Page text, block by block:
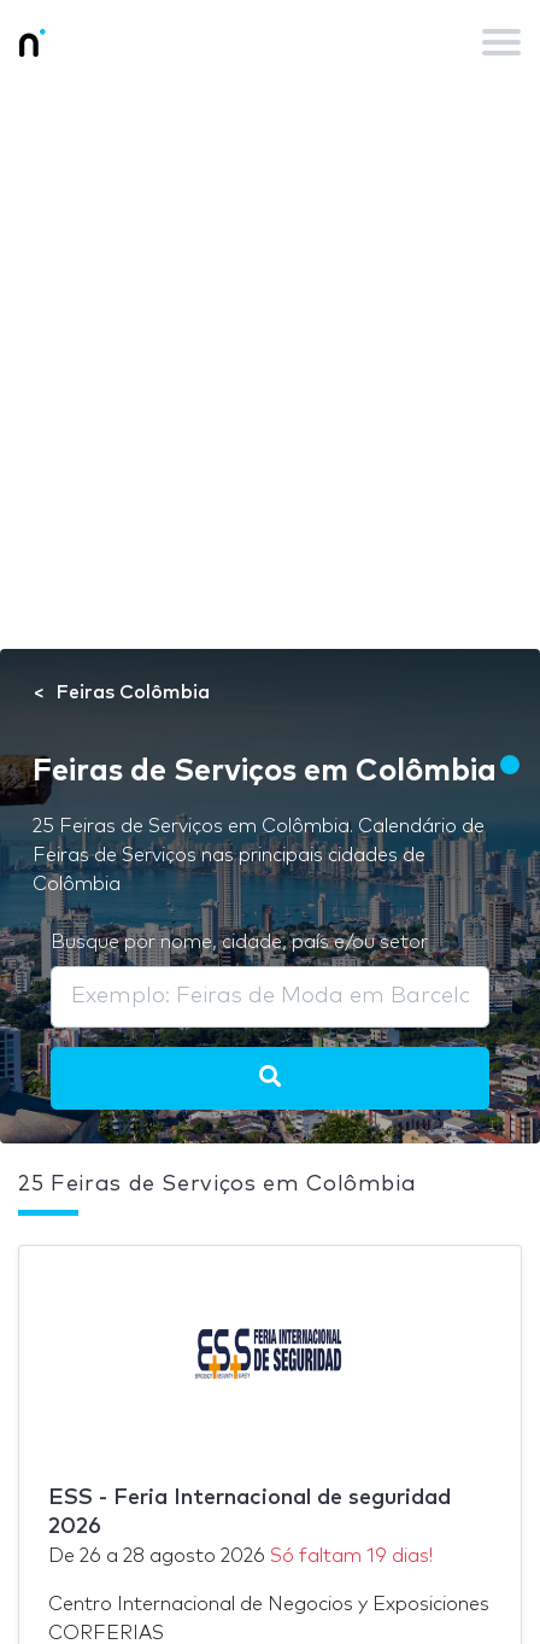
Feiras Colômbia
Feiras de Serviços em Colômbia
25 Feiras de Serviços em Colômbia. Calendário de
Feiras de Serviços nas principais cidades de
Colômbia
Busque por nome, cidade, país e/ou setor
25 Feiras de Serviços em Colômbia
ESS - Feria Internacional de seguridad
2026
De 26 a 28 agosto 2026 Só faltam 19 dias!
Centro Internacional de Negocios y Exposiciones
CORFERIAS